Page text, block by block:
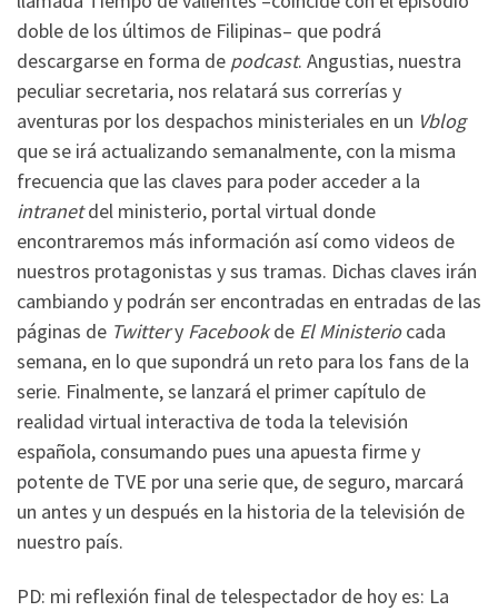
doble de los últimos de Filipinas– que podrá
descargarse en forma de podcast. Angustias, nuestra
peculiar secretaria, nos relatará sus correrías y
aventuras por los despachos ministeriales en un Vblog
que se irá actualizando semanalmente, con la misma
frecuencia que las claves para poder acceder a la
intranetdel ministerio, portal virtual donde
encontraremos más información así como videos de
nuestros protagonistas y sus tramas. Dichas claves irán
cambiando y podrán ser encontradas en entradas de las
páginas de Twittery Facebookde El Ministeriocada
semana, en lo que supondrá un reto para los fans de la
serie. Finalmente, se lanzará el primer capítulo de
realidad virtual interactiva de toda la televisión
española, consumando pues una apuesta firme y
potente de TVE por una serie que, de seguro, marcará
un antes y un después en la historia de la televisión de
nuestro país.
PD: mi reflexión final de telespectador de hoy es: La